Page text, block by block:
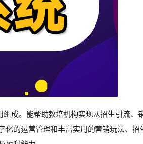
成。能帮助教培机构实现从招生引流、销
化的运营管理和丰富实用的营销玩法、招